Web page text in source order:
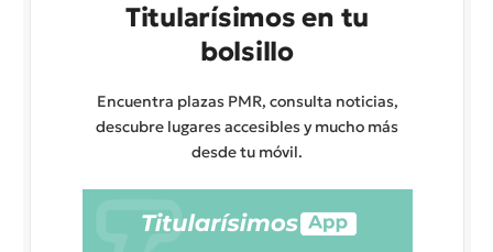
Titularísimos en tu
bolsillo
Encuentra plazas PMR, consulta noticias,
descubre lugares accesibles y mucho más
desde tu móvil.